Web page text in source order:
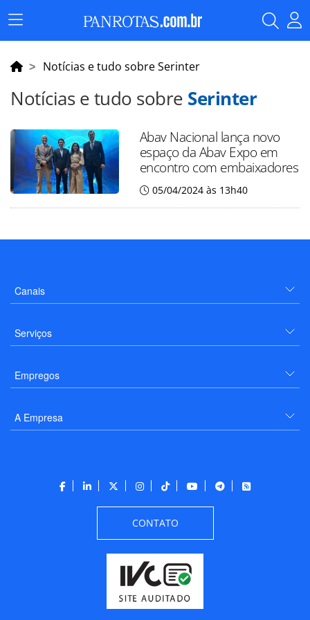
Menu
Principal
Notícias e tudo sobre Serinter
Notícias e tudo sobre Serinter
Abav Nacional lança novo
espaço da Abav Expo em
encontro com embaixadores
05/04/2024 às 13h40
Canais
Serviços
Empregos
A Empresa
CONTATO